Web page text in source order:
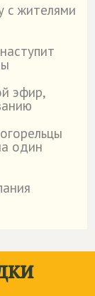
с жителями
эфир,
один